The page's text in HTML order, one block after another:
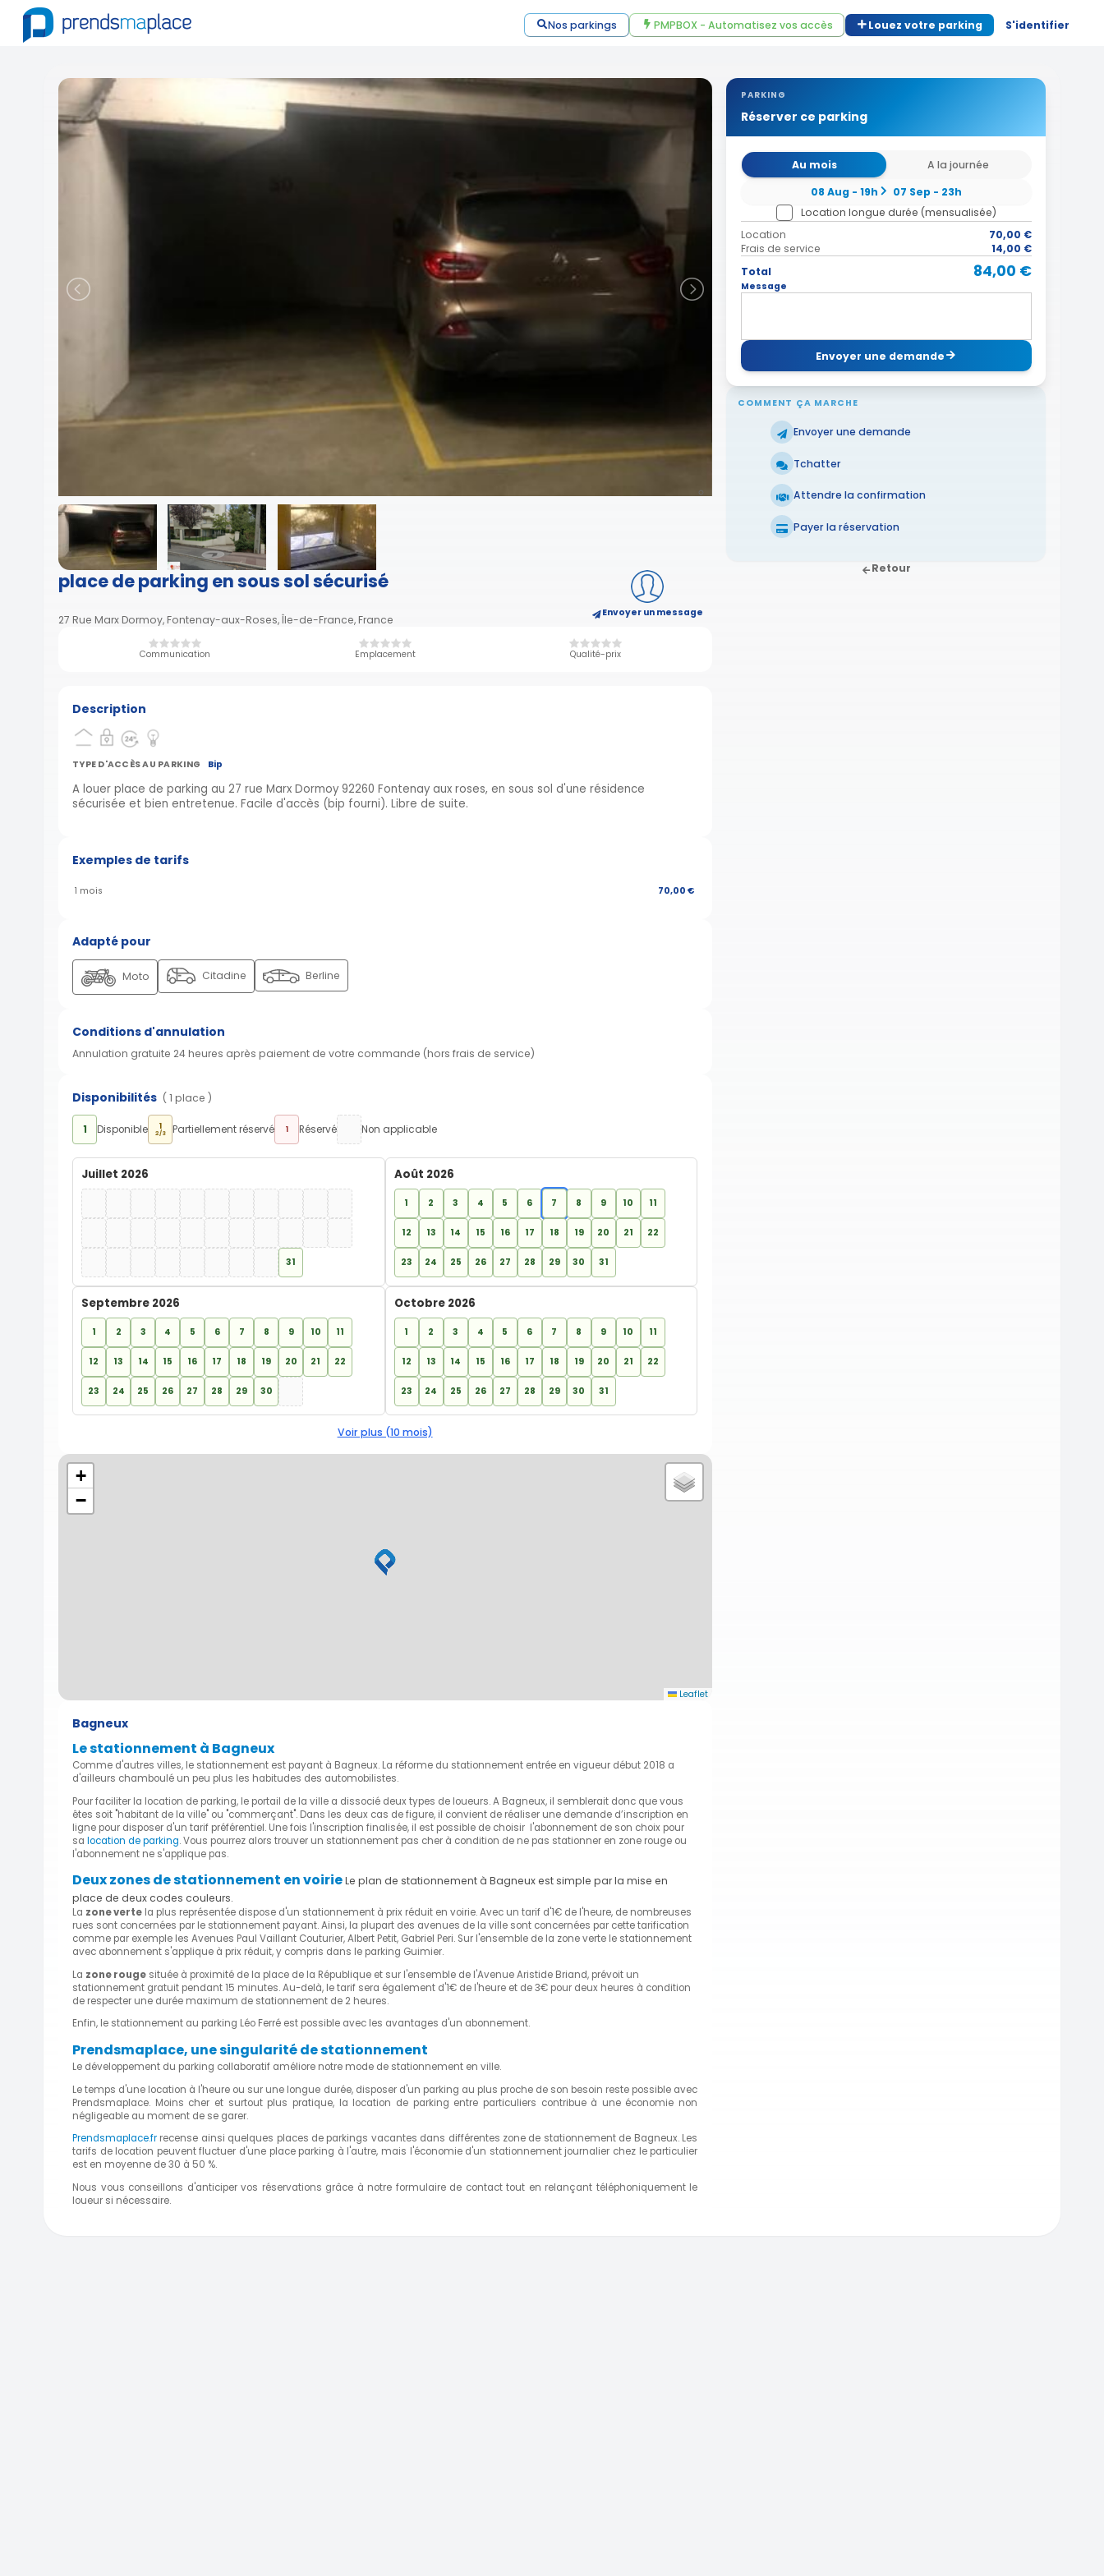
Nos parkings PMPBOX - Automatisez vos accès Louez votre parking S'identifier
place de parking en sous sol sécurisé
27 Rue Marx Dormoy, Fontenay-aux-Roses, Île-de-France, France Envoyer un message
Communication Emplacement Qualité-prix
PARKING
Réserver ce parking
Au mois
A la journée
08 Aug - 19h
07 Sep - 23h
Location longue durée (mensualisée)
Location
70,00 €
Frais de service
14,00 €
Total
84,00 €
Message
Envoyer une demande
COMMENT ÇA MARCHE
Envoyer une demande
Tchatter
Attendre la confirmation
Payer la réservation
Retour
Description
TYPE D'ACCÈS AU PARKING Bip
A louer place de parking au 27 rue Marx Dormoy 92260 Fontenay aux roses, en sous sol d'une résidence
sécurisée et bien entretenue. Facile d'accès (bip fourni). Libre de suite.
Exemples de tarifs
1 mois 70,00 €
Adapté pour
Moto Citadine Berline
Conditions d'annulation
Annulation gratuite 24 heures après paiement de votre commande (hors frais de service)
Disponibilités ( 1 place )
1 Disponible 1
2/3 Partiellement réservé 1 Réservé Non applicable
Juillet 2026
31
Août 2026
1 2 3 4 5 6 7 8 9 10 11
12 13 14 15 16 17 18 19 20 21 22
23 24 25 26 27 28 29 30 31
Septembre 2026
1 2 3 4 5 6 7 8 9 10 11
12 13 14 15 16 17 18 19 20 21 22
23 24 25 26 27 28 29 30
Octobre 2026
1 2 3 4 5 6 7 8 9 10 11
12 13 14 15 16 17 18 19 20 21 22
23 24 25 26 27 28 29 30 31
Voir plus (10 mois)
+
−
Leaflet
Bagneux
Le stationnement à Bagneux
Comme d'autres villes, le stationnement est payant à Bagneux. La réforme du stationnement entrée en vigueur début 2018 a
d'ailleurs chamboulé un peu plus les habitudes des automobilistes.
Pour faciliter la location de parking, le portail de la ville a dissocié deux types de loueurs. A Bagneux, il semblerait donc que vous
êtes soit "habitant de la ville" ou "commerçant". Dans les deux cas de figure, il convient de réaliser une demande d’inscription en
ligne pour disposer d'un tarif préférentiel. Une fois l'inscription finalisée, il est possible de choisir l'abonnement de son choix pour
sa location de parking. Vous pourrez alors trouver un stationnement pas cher à condition de ne pas stationner en zone rouge ou
l'abonnement ne s'applique pas.
Deux zones de stationnement en voirieLe plan de stationnement à Bagneux est simple par la mise en
place de deux codes couleurs.
La zone verte la plus représentée dispose d'un stationnement à prix réduit en voirie. Avec un tarif d'1€ de l'heure, de nombreuses
rues sont concernées par le stationnement payant. Ainsi, la plupart des avenues de la ville sont concernées par cette tarification
comme par exemple les Avenues Paul Vaillant Couturier, Albert Petit, Gabriel Peri. Sur l'ensemble de la zone verte le stationnement
avec abonnement s'applique à prix réduit, y compris dans le parking Guimier.
La zone rouge située à proximité de la place de la République et sur l'ensemble de l'Avenue Aristide Briand, prévoit un
stationnement gratuit pendant 15 minutes. Au-delà, le tarif sera également d'1€ de l'heure et de 3€ pour deux heures à condition
de respecter une durée maximum de stationnement de 2 heures.
Enfin, le stationnement au parking Léo Ferré est possible avec les avantages d'un abonnement.
Prendsmaplace, une singularité de stationnement
Le développement du parking collaboratif améliore notre mode de stationnement en ville.
Le temps d'une location à l'heure ou sur une longue durée, disposer d'un parking au plus proche de son besoin reste possible avec
Prendsmaplace. Moins cher et surtout plus pratique, la location de parking entre particuliers contribue à une économie non
négligeable au moment de se garer.
Prendsmaplace.fr recense ainsi quelques places de parkings vacantes dans différentes zone de stationnement de Bagneux. Les
tarifs de location peuvent fluctuer d'une place parking à l'autre, mais l'économie d'un stationnement journalier chez le particulier
est en moyenne de 30 à 50 %.
Nous vous conseillons d'anticiper vos réservations grâce à notre formulaire de contact tout en relançant téléphoniquement le
loueur si nécessaire.